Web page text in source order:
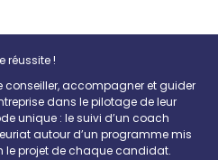
réussite !
accompagner et guider
dans le pilotage de leur
unique : le suivi d’un coach
autour d’un programme mis
le projet de chaque candidat.